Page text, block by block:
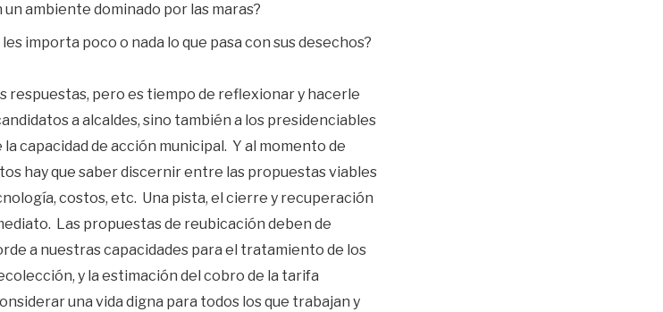
ambiente dominado por las maras?
importa poco o nada lo que pasa con sus desechos?
respuestas, pero es tiempo de reflexionar y hacerle
a alcaldes, sino también a los presidenciables
capacidad de acción municipal. Y al momento de
hay que saber discernir entre las propuestas viables
costos, etc. Una pista, el cierre y recuperación
Las propuestas de reubicación deben de
a nuestras capacidades para el tratamiento de los
y la estimación del cobro de la tarifa
una vida digna para todos los que trabajan y